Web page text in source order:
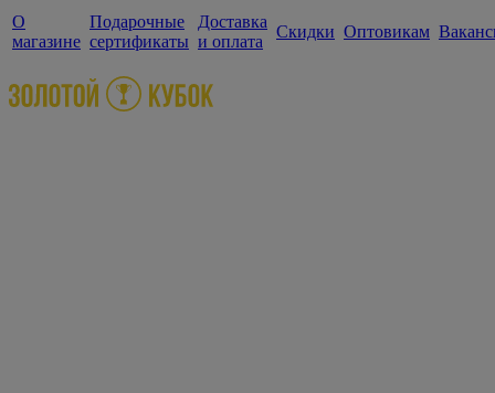
О
магазине
Подарочные
сертификаты
Доставка
и оплата
Скидки Оптовикам